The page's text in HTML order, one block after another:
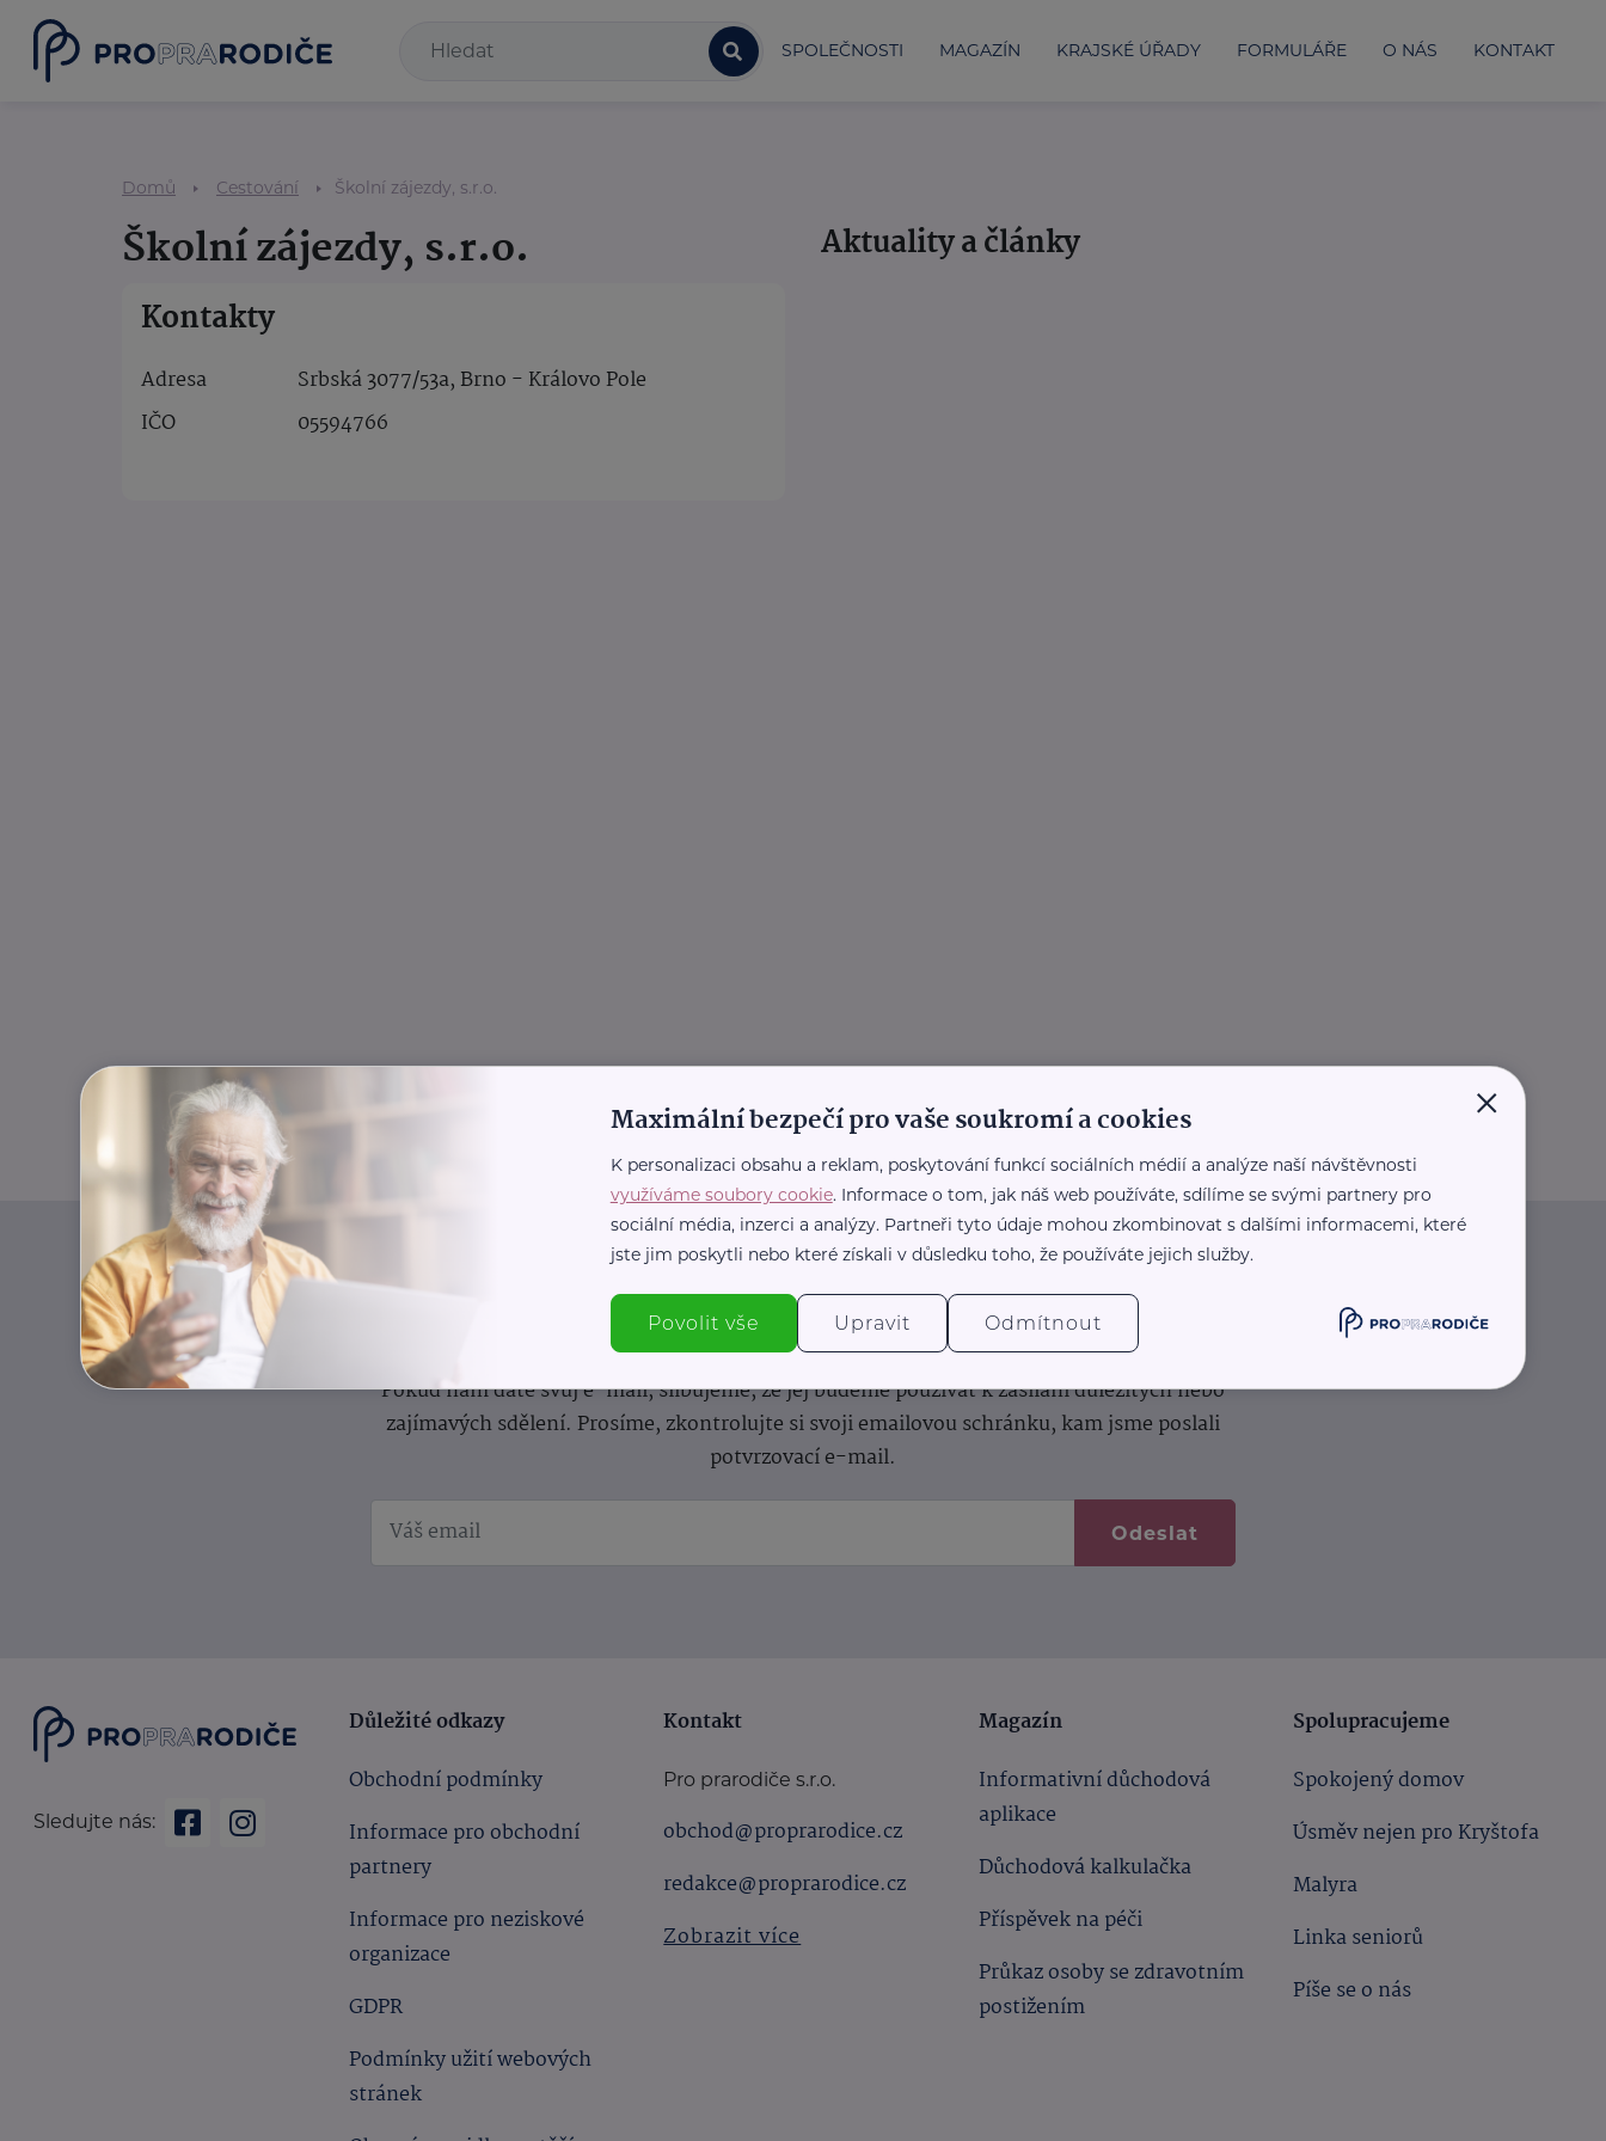
SPOLEČNOSTI MAGAZÍN KRAJSKÉ ÚŘADY FORMULÁŘE O NÁS KONTAKT
Domů Cestování Školní zájezdy, s.r.o.
Školní zájezdy, s.r.o.
Kontakty
Adresa
Srbská 3077/53a, Brno - Královo Pole
IČO
05594766
Aktuality a články
Informace(nejen)pro prarodiče
Přihlaste se k odběru novinek a buďte v obraze bez ohledu na počet svíček na vašem dortu.
Pokud nám dáte svůj e-mail, slibujeme, že jej budeme používat k zasílání důležitých nebo
zajímavých sdělení. Prosíme, zkontrolujte si svoji emailovou schránku, kam jsme poslali
potvrzovací e-mail.
Odeslat
Sledujte nás:
Důležité odkazy
Obchodní podmínky
Informace pro obchodní
partnery
Informace pro neziskové
organizace
GDPR
Podmínky užití webových
stránek
Kontakt
Pro prarodiče s.r.o.
obchod@proprarodice.cz
redakce@proprarodice.cz
Zobrazit více
Magazín
Informativní důchodová
aplikace
Důchodová kalkulačka
Příspěvek na péči
Průkaz osoby se zdravotním
postižením
Spolupracujeme
Spokojený domov
Úsměv nejen pro Kryštofa
Malyra
Linka seniorů
Píše se o nás
×
Maximální bezpečí pro vaše soukromí a cookies
K personalizaci obsahu a reklam, poskytování funkcí sociálních médií a analýze naší návštěvnosti
využíváme soubory cookie. Informace o tom, jak náš web používáte, sdílíme se svými partnery pro
sociální média, inzerci a analýzy. Partneři tyto údaje mohou zkombinovat s dalšími informacemi, které
jste jim poskytli nebo které získali v důsledku toho, že používáte jejich služby.
Povolit vše Upravit Odmítnout